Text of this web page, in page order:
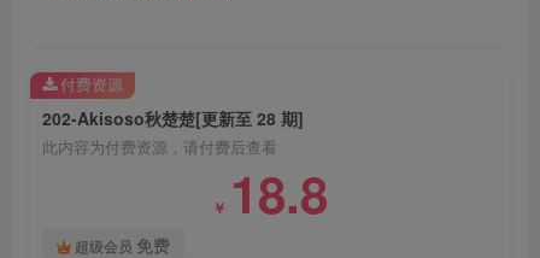
202-Akisoso秋楚楚[更新至 28 期]
此内容为付费资源，请付费后查看
￥ 18.8
超级会员 免费
付费资源